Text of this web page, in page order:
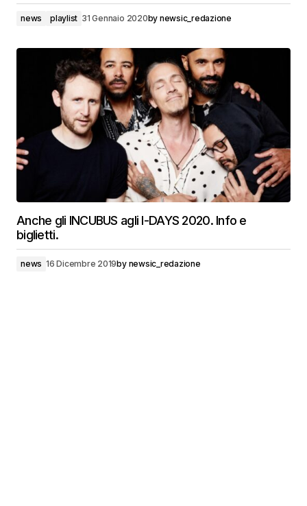
news playlist 31 Gennaio 2020by newsic_redazione
Anche gli INCUBUS agli I-DAYS 2020. Info e
biglietti.
news 16 Dicembre 2019by newsic_redazione